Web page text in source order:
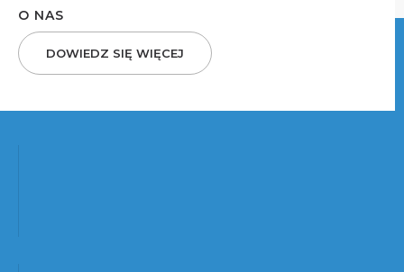
O NAS
DOWIEDZ SIĘ WIĘCEJ